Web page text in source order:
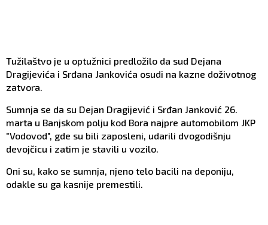
Tužilaštvo je u optužnici predložilo da sud Dejana
Dragijevića i Srđana Jankovića osudi na kazne doživotnog
zatvora.
Sumnja se da su Dejan Dragijević i Srđan Janković 26.
marta u Banjskom polju kod Bora najpre automobilom JKP
"Vodovod", gde su bili zaposleni, udarili dvogodišnju
devojčicu i zatim je stavili u vozilo.
Oni su, kako se sumnja, njeno telo bacili na deponiju,
odakle su ga kasnije premestili.